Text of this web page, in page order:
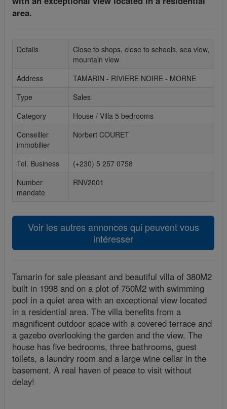
Cookies sociaux
sociaux afin que vous puissiez partager votre expérience
area.
Details
Close to shops, close to schools, sea view,
mountain view
Address
TAMARIN - RIVIERE NOIRE - MORNE
Type
Sales
Category
House / Villa 5 bedrooms
Conseiller
immobilier
Norbert COURET
Tel. Business
(+230) 5 257 0758
Number
mandate
RNV2001
Voir les autres annonces qui peuvent vous
intéresser
Tamarin for sale pleasant and beautiful villa of 380M2
built in 1998 and on a plot of 750M2 with swimming
pool in a quiet area with an exceptional view located
in a residential area. The villa benefits from a
magnificent outdoor space with a covered terrace and
a gazebo overlooking the garden and the view. The
house has five bedrooms, three bathrooms, guest
toilets, a laundry room and a large wine cellar in the
basement. A real haven of peace to visit without
delay!